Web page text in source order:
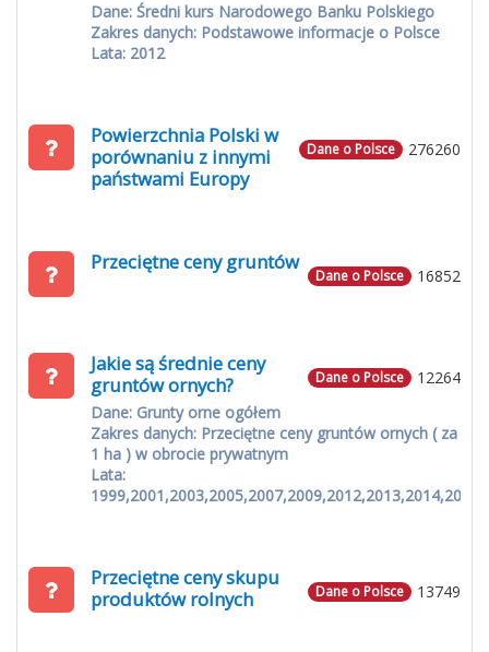
Dane: Średni kurs Narodowego Banku Polskiego
Zakres danych: Podstawowe informacje o Polsce
Lata: 2012
276260
Dane o Polsce
Powierzchnia Polski w
porównaniu z innymi
państwami Europy
16852
Dane o Polsce
Przeciętne ceny gruntów
12264
Dane o Polsce
Jakie są średnie ceny
gruntów ornych?
Dane: Grunty orne ogółem
Zakres danych: Przeciętne ceny gruntów ornych ( za
1 ha ) w obrocie prywatnym
Lata:
1999,2001,2003,2005,2007,2009,2012,2013,2014,2015
13749
Dane o Polsce
Przeciętne ceny skupu
produktów rolnych